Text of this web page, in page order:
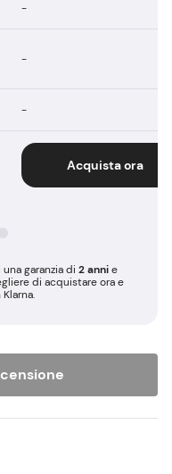
-
-
-
Acquista ora
garanzia di 2 annie
di acquistare ora e